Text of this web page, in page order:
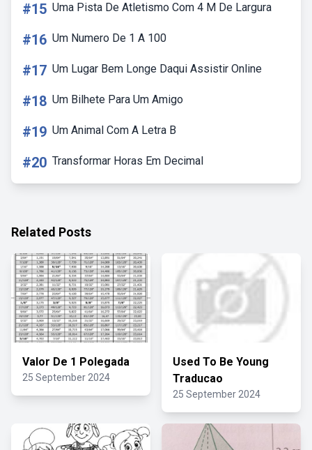
#15 Uma Pista De Atletismo Com 4 M De Largura
#16 Um Numero De 1 A 100
#17 Um Lugar Bem Longe Daqui Assistir Online
#18 Um Bilhete Para Um Amigo
#19 Um Animal Com A Letra B
#20 Transformar Horas Em Decimal
Related Posts
Valor De 1 Polegada
25 September 2024
Used To Be Young
Traducao
25 September 2024